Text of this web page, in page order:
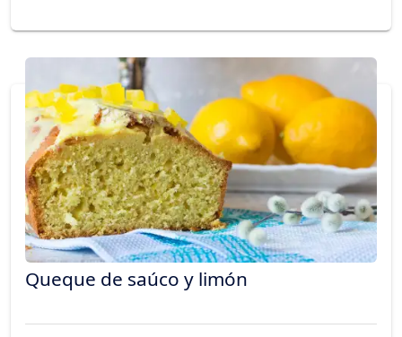
Queque de saúco y limón